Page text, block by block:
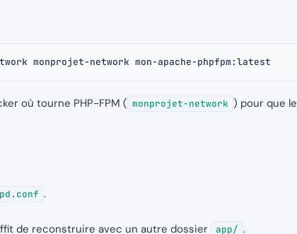
monprojet-network mon-apache-phpfpm:latest
où tourne PHP-FPM ( monprojet-network ) pour que le
.
de reconstruire avec un autre dossier app/ .